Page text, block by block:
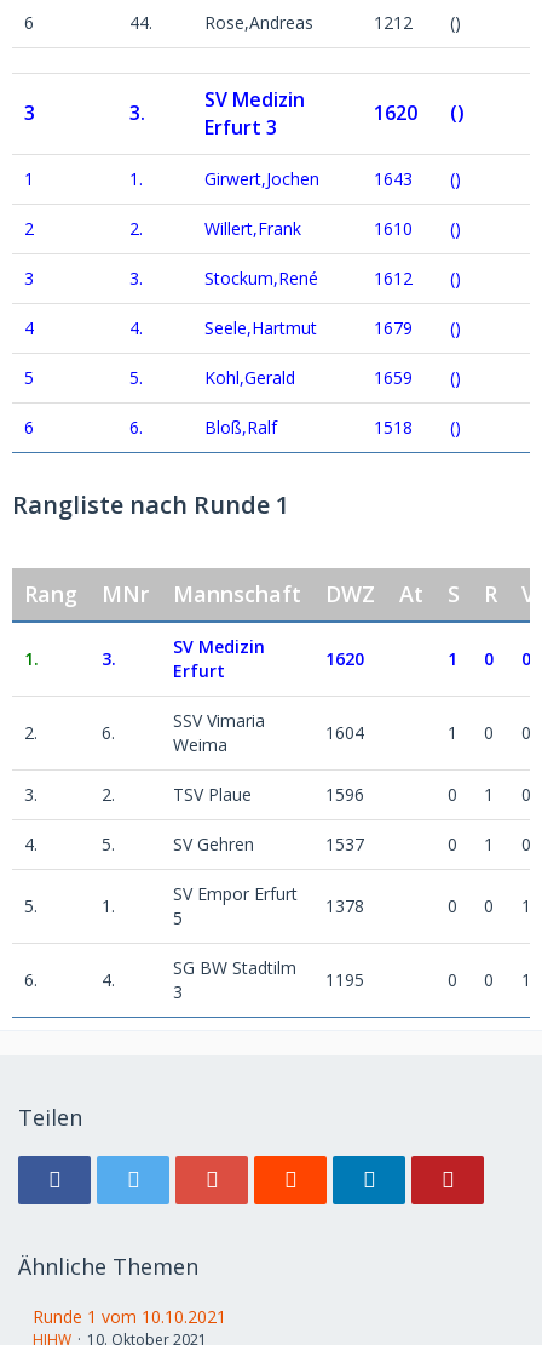
6 44. Rose,Andreas 1212 ()
3 3.
SV Medizin
Erfurt 3
1620 ()
1 1. Girwert,Jochen 1643 ()
2 2. Willert,Frank 1610 ()
3 3. Stockum,René 1612 ()
4 4. Seele,Hartmut 1679 ()
5 5. Kohl,Gerald 1659 ()
6 6. Bloß,Ralf 1518 ()
Rangliste nach Runde 1
Rang MNr Mannschaft DWZ At S R V
1. 3.
SV Medizin
Erfurt
1620 1 0 0
2. 6.
SSV Vimaria
Weima
1604 1 0 0
3. 2. TSV Plaue 1596 0 1 0
4. 5. SV Gehren 1537 0 1 0
5. 1.
SV Empor Erfurt
5
1378 0 0 1
6. 4.
SG BW Stadtilm
3
1195 0 0 1
Teilen
Ähnliche Themen
Runde 1 vom 10.10.2021
HJHW 10. Oktober 2021